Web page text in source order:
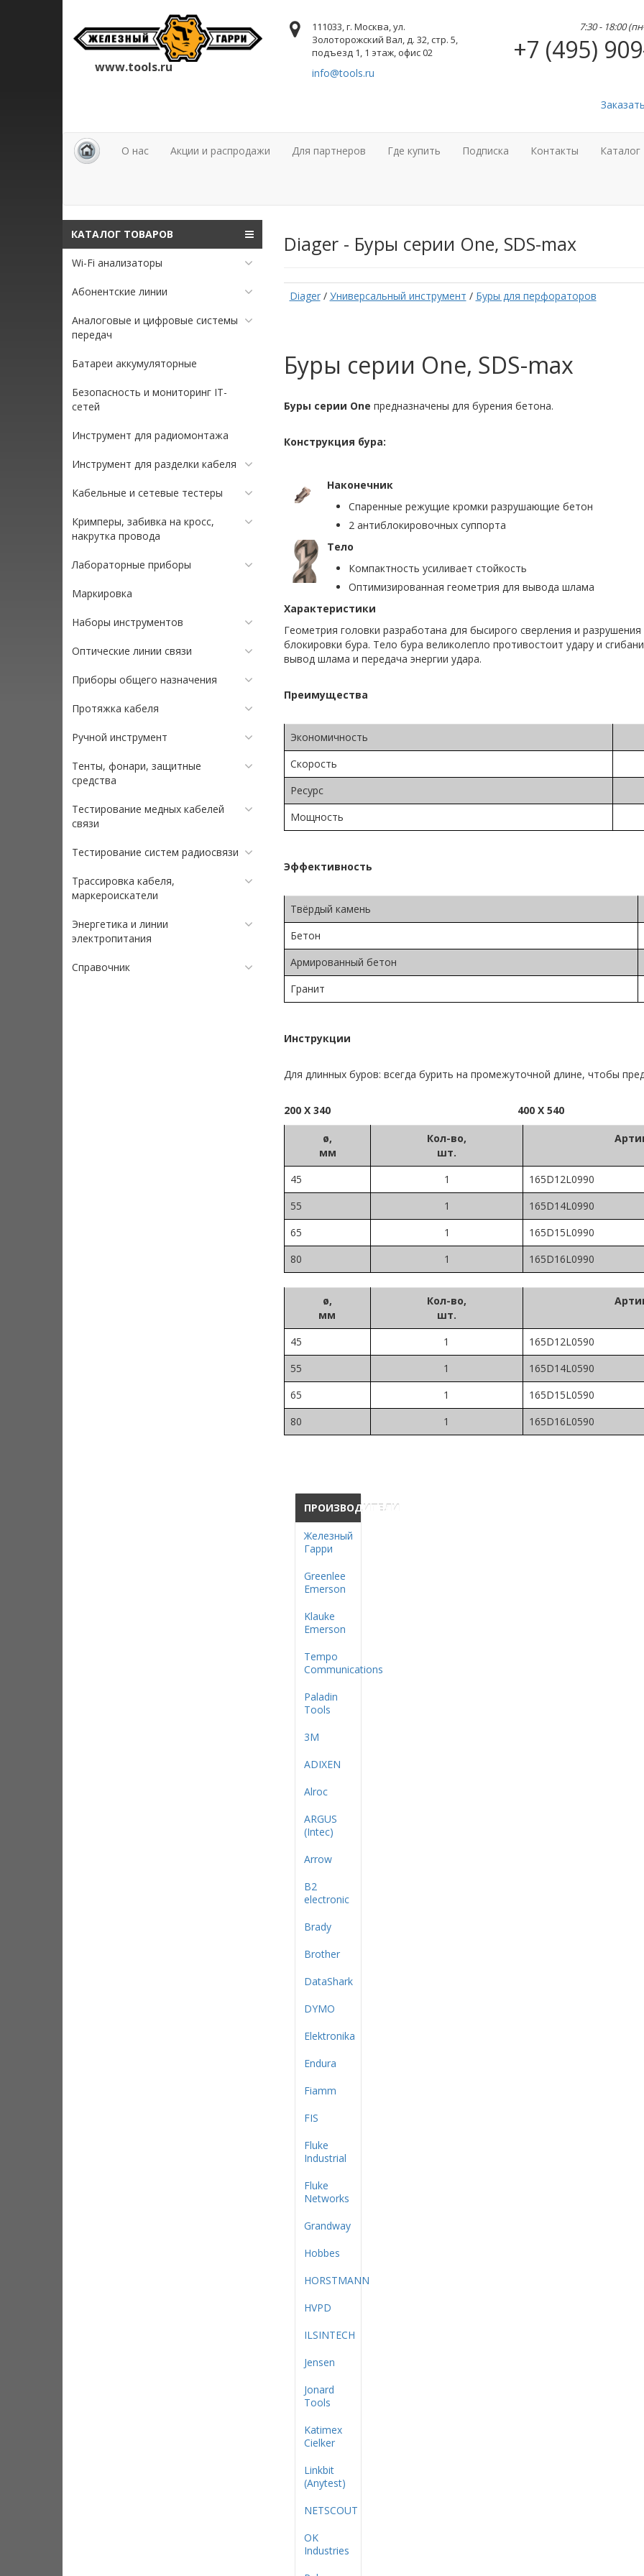
www.tools.ru
111033, г. Москва, ул.
Золоторожский Вал, д. 32, стр. 5,
подъезд 1, 1 этаж, офис 02
info@tools.ru
7:30 - 18:00
+7 (495)
О нас Акции и распродажи Для партнеров Где купить Подписка Контакты
КАТАЛОГ ТОВАРОВ
Wi-Fi анализаторы
Абонентские линии
Аналоговые и цифровые системы
передач
Батареи аккумуляторные
Безопасность и мониторинг IT-
сетей
Инструмент для радиомонтажа
Инструмент для разделки кабеля
Кабельные и сетевые тестеры
Кримперы, забивка на кросс,
накрутка провода
Лабораторные приборы
Маркировка
Наборы инструментов
Оптические линии связи
Приборы общего назначения
Протяжка кабеля
Ручной инструмент
Тенты, фонари, защитные
средства
Тестирование медных кабелей
связи
Тестирование систем радиосвязи
Трассировка кабеля,
маркероискатели
Энергетика и линии
электропитания
Справочник
Diager - Буры серии One, SDS-max
Diager/ Универсальный инструмент / Буры для перфораторов
Буры серии One, SDS-max
Буры серии One предназначены для бурения бетона.
Конструкция бура:
Наконечник
Спаренные режущие кромки разрушающие бетон
2 антиблокировочных суппорта
Тело
Компактность усиливает стойкость
Оптимизированная геометрия для вывода шлама
Характеристики
Геометрия головки разработана для бысирого сверления и
блокировки бура. Тело бура великолепло противостоит удару и
вывод шлама и передача энергии удара.
Преимущества
Экономичность
Скорость
Ресурс
Мощность
Эффективность
Твёрдый камень
Бетон
Армированный бетон
Гранит
Инструкции
Для длинных буров: всегда бурить на промежуточной длине, чтобы
200 Х 340 400 Х 540
ø,
мм
Кол-во,
шт.
45 1
165D12L0990
55
1
165D14L0990
65
1
165D15L0990
80
1 165D16L0990
ø,
мм
Кол-во,
шт.
45 1
165D12L0590
55
1
165D14L0590
65
1
165D15L0590
80
1 165D16L0590
ПРОИЗВОДИТЕЛИ
Железный
Гарри
Greenlee
Emerson
Klauke
Emerson
Tempo
Communications
Paladin
Tools
3М
ADIXEN
Alroc
ARGUS
(Intec)
Arrow
B2
electronic
Brady
Brother
DataShark
DYMO
Elektronika
Endura
Fiamm
FIS
Fluke
Industrial
Fluke
Networks
Grandway
Hobbes
HORSTMANN
HVPD
ILSINTECH
Jensen
Jonard
Tools
Katimex
Cielker
Linkbit
(Anytest)
NETSCOUT
OK
Industries